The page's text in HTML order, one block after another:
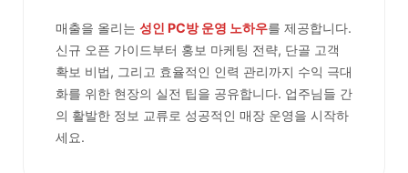
매출을 올리는 성인 PC방 운영 노하우를 제공합니다.
신규 오픈 가이드부터 홍보 마케팅 전략, 단골 고객
확보 비법, 그리고 효율적인 인력 관리까지 수익 극대
화를 위한 현장의 실전 팁을 공유합니다. 업주님들 간
의 활발한 정보 교류로 성공적인 매장 운영을 시작하
세요.